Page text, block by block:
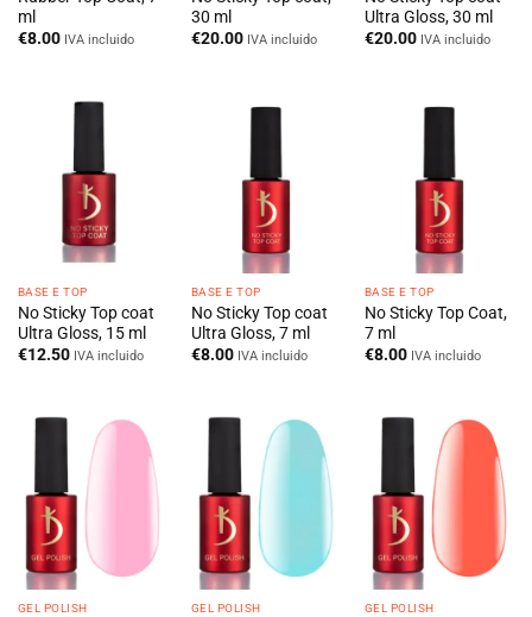
ml
€8.00 IVA incluido
30 ml
€20.00 IVA incluido
Ultra Gloss, 30 ml
€20.00 IVA incluido
BASE E TOP
No Sticky Top coat
Ultra Gloss, 15 ml
€12.50 IVA incluido
BASE E TOP
No Sticky Top coat
Ultra Gloss, 7 ml
€8.00 IVA incluido
BASE E TOP
No Sticky Top Coat,
7 ml
€8.00 IVA incluido
GEL POLISH GEL POLISH GEL POLISH